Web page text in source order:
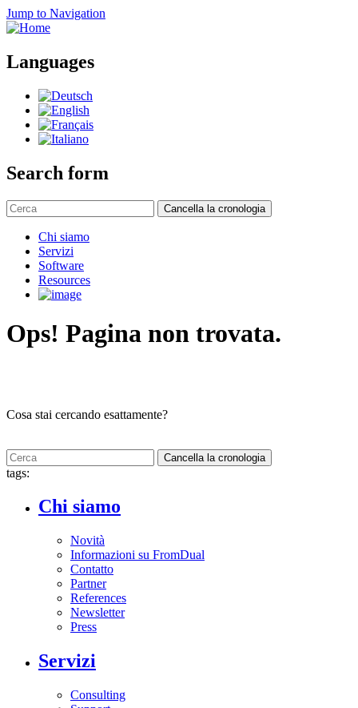
Jump to Navigation
Languages
Search form
Cancella la cronologia
Chi siamo
Servizi
Software
Resources
Ops! Pagina non trovata.
Cosa stai cercando esattamente?
Cancella la cronologia
tags:
Chi siamo
Novità
Informazioni su FromDual
Contatto
Partner
References
Newsletter
Press
Servizi
Consulting